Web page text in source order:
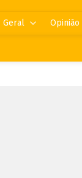
Geral Opinião